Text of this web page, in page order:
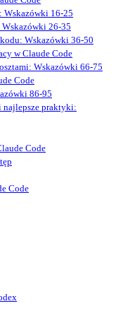
Wskazówki 16-25
26-35
Wskazówki 36-50
w Claude Code
Wskazówki 66-75
Code
86-95
najlepsze praktyki:
Code
Code